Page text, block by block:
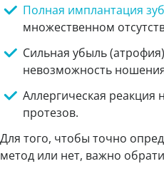
Полная имплантация
множественном
Сильная убыль
невозможность
Аллергическая
протезов.
Для того, чтобы точно
метод или нет, важно